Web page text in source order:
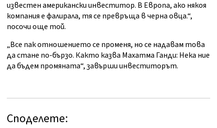
известен американски инвеститор. В Европа, ако някоя
компания е фалирала, тя се превръща в черна овца.“,
посочи още той.
„Все пак отношението се променя, но се надавам това
да стане по-бързо. Както казва Махатма Ганди: Нека ние
да бъдем промяната“, завърши инвеститорът.
Споделете: